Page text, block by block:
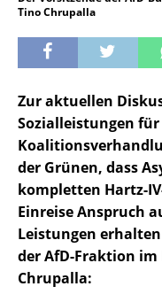
Tino Chrupalla
Zur aktuellen
Sozialleistungen
der Grünen, dass
kompletten Hartz-
Einreise Anspruch
Leistungen
der AfD-Fraktion im
Chrupalla: